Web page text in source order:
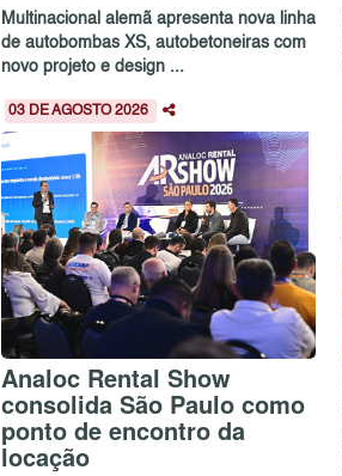
Multinacional alemã apresenta nova linha
de autobombas XS, autobetoneiras com
novo projeto e design ...
03 DE AGOSTO 2026
Analoc Rental Show
consolida São Paulo como
ponto de encontro da
locação